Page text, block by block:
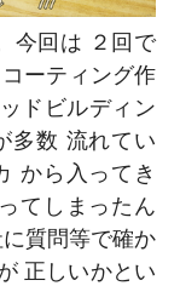
今回は ２回で
ーティング作
ドビルディン
多数 流れてい
から入ってき
てしまったん
質問等で確か
正しいかとい